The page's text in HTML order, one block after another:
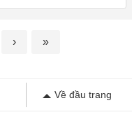
› »
Về đầu trang